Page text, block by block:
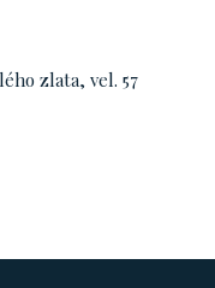
zlata, vel. 57